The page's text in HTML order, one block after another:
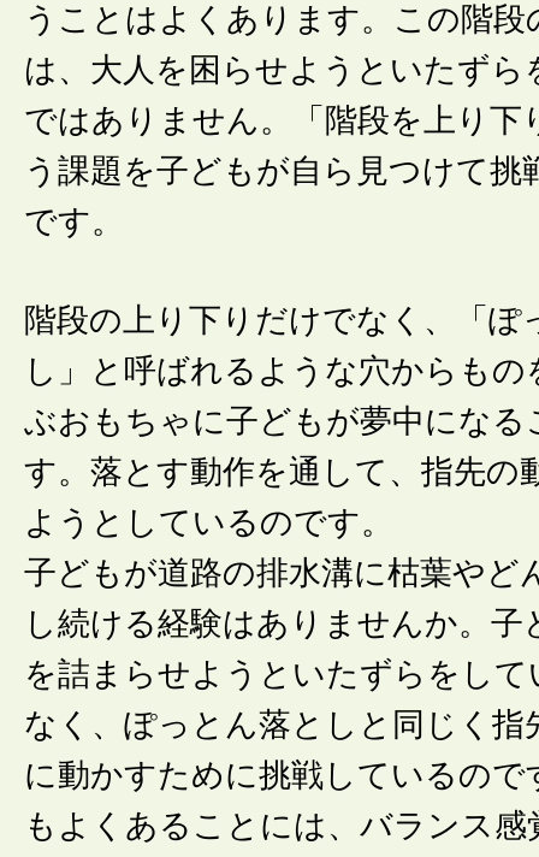
うことはよくあります。この階段
は、大人を困らせようといたずら
ではありません。「階段を上り下
う課題を子どもが自ら見つけて挑
です。
階段の上り下りだけでなく、「ぽ
し」と呼ばれるような穴からもの
ぶおもちゃに子どもが夢中になる
す。落とす動作を通して、指先の
ようとしているのです。
子どもが道路の排水溝に枯葉やど
し続ける経験はありませんか。子
を詰まらせようといたずらをし
なく、ぽっとん落としと同じく指
に動かすために挑戦しているので
もよくあることには、バランス感